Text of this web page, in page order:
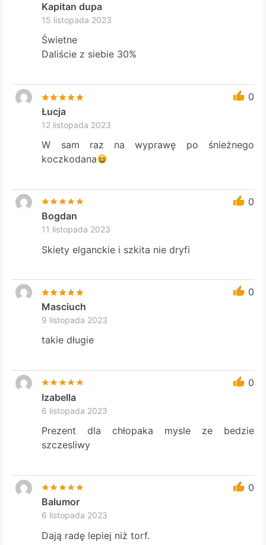
Kapitan dupa
15 listopada 2023
Świetne
Daliście z siebie 30%
0
Łucja
12 listopada 2023
W sam raz na wyprawę po śnieżnego
koczkodana
0
Bogdan
11 listopada 2023
Skiety elganckie i szkita nie dryfi
0
Masciuch
9 listopada 2023
takie długie
0
Izabella
6 listopada 2023
Prezent dla chłopaka mysle ze bedzie
szczesliwy
0
Balumor
6 listopada 2023
Dają radę lepiej niż torf.